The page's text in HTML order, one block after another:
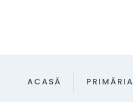
ACASĂ PRIMĂRIA